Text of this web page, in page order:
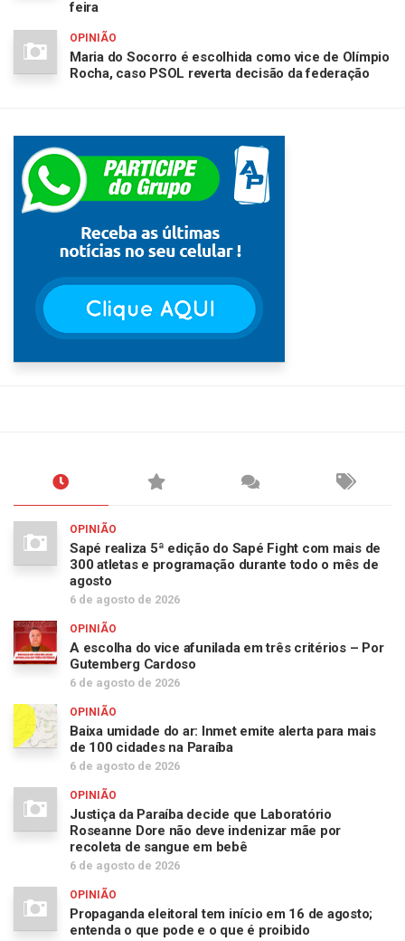
feira
OPINIÃO
Maria do Socorro é escolhida como vice de Olímpio
Rocha, caso PSOL reverta decisão da federação
OPINIÃO
Sapé realiza 5ª edição do Sapé Fight com mais de
300 atletas e programação durante todo o mês de
agosto
6 de agosto de 2026
OPINIÃO
A escolha do vice afunilada em três critérios – Por
Gutemberg Cardoso
6 de agosto de 2026
OPINIÃO
Baixa umidade do ar: Inmet emite alerta para mais
de 100 cidades na Paraíba
6 de agosto de 2026
OPINIÃO
Justiça da Paraíba decide que Laboratório
Roseanne Dore não deve indenizar mãe por
recoleta de sangue em bebê
6 de agosto de 2026
OPINIÃO
Propaganda eleitoral tem início em 16 de agosto;
entenda o que pode e o que é proibido